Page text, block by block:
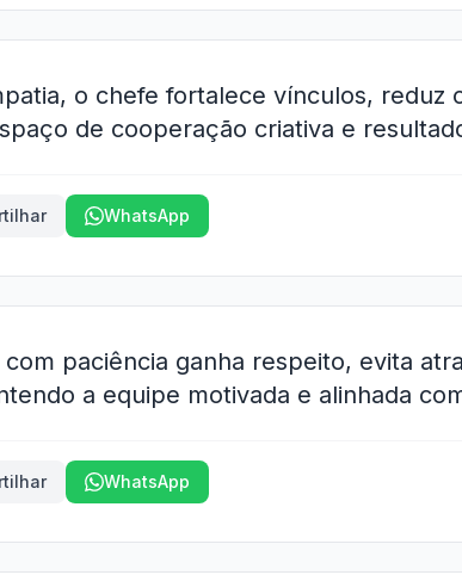
o chefe fortalece vínculos, reduz
de cooperação criativa e
WhatsApp
paciência ganha respeito, evita
a equipe motivada e alinhada
WhatsApp